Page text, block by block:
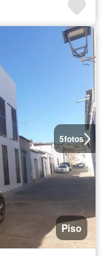
5fotos
Piso